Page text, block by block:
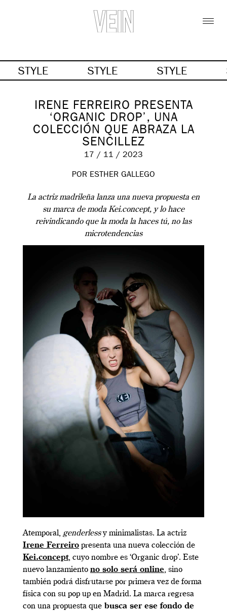
STYLE STYLE STYLE
IRENE FERREIRO PRESENTA
‘ORGANIC DROP’, UNA
COLECCIÓN QUE ABRAZA LA
SENCILLEZ
17 / 11 / 2023
POR ESTHER GALLEGO
La actriz madrileña lanza una nueva propuesta en
su marca de moda Kei.concept, y lo hace
reivindicando que la moda la haces tú, no las
microtendencias
Atemporal, genderlessy minimalistas. La actriz
Irene Ferreiro presenta una nueva colección de
Kei.concept, cuyo nombre es ‘Organic drop’. Este
nuevo lanzamiento no solo será online, sino
también podrá disfrutarse por primera vez de forma
física con su pop up en Madrid. La marca regresa
con una propuesta que busca ser ese fondo de